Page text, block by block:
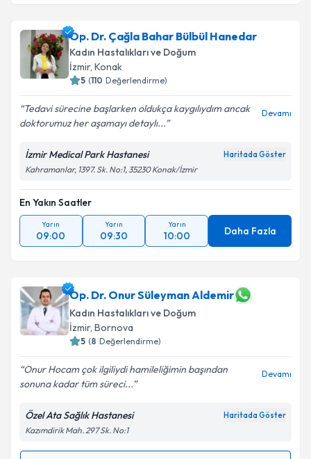
Op. Dr. Çağla Bahar Bülbül Hanedar
Kadın Hastalıkları ve Doğum
İzmir, Konak
5 (110 Değerlendirme)
Tedavi sürecine başlarken oldukça kaygılıydım ancak
doktorumuz her aşamayı detaylı...
Devamı
İzmir Medical Park Hastanesi Haritada Göster
Kahramanlar, 1397. Sk. No:1, 35230 Konak/İzmir
En Yakın Saatler
Yarın
09:00
Yarın
09:30
Yarın
10:00 Daha Fazla
Op. Dr. Onur Süleyman Aldemir
Kadın Hastalıkları ve Doğum
İzmir, Bornova
5 (8 Değerlendirme)
Onur Hocam çok ilgiliydi hamileliğimin başından
sonuna kadar tüm süreci...
Devamı
Özel Ata Sağlık Hastanesi Haritada Göster
Kazımdirik Mah. 297 Sk. No:1